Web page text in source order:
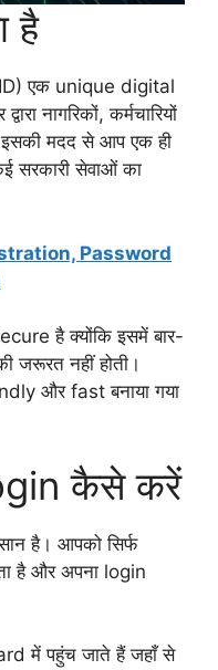
है
एक unique digital
नागरिकों, कर्मचारियों
मदद से आप एक ही
सेवाओं का
Password
है क्योंकि इसमें बार-
जरूरत नहीं होती।
और fast बनाया गया
कैसे करें
है। आपको सिर्फ
है और अपना login
में पहुंच जाते हैं जहाँ से